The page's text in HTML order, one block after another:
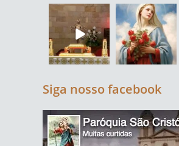
Siga nosso facebook